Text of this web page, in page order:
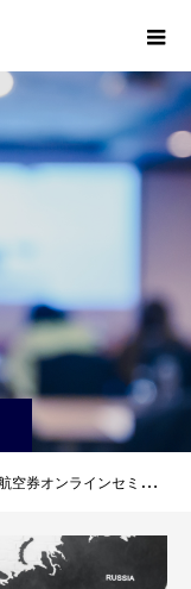
周ルートの作り方 5/23（土）オンラインセミナー